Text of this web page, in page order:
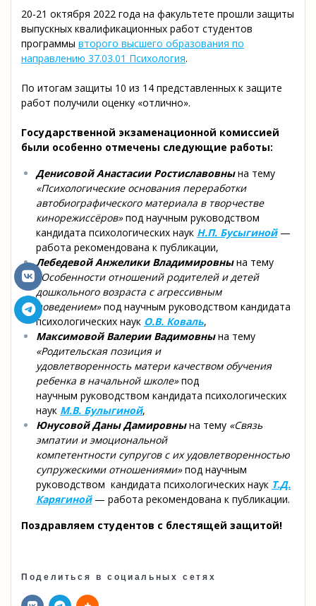
20-21 октября 2022 года на факультете прошли защиты
выпускных квалификационных работ студентов
программы второго высшего образования по
направлению 37.03.01 Психология.
По итогам защиты 10 из 14 представленных к защите
работ получили оценку «отлично».
Государственной экзаменационной комиссией
были особенно отмечены следующие работы:
Денисовой Анастасии Ростиславовнына тему
«Психологические основания переработки
автобиографического материала в творчестве
кинорежиссёров»под научным руководством
кандидата психологических наук Н.П. Бусыгиной—
работа рекомендована к публикации,
Лебедевой Анжелики Владимировнына тему
«Особенности отношений родителей и детей
дошкольного возраста с агрессивным
поведением»под научным руководством кандидата
психологических наук О.В. Коваль,
Максимовой Валерии Вадимовнына тему
«Родительская позиция и
удовлетворенность матери качеством обучения
ребенка в начальной школе»под
научным руководством кандидата психологических
наук М.В. Булыгиной,
Юнусовой Даны Дамировнына тему «Связь
эмпатии и эмоциональной
компетентности супругов с их удовлетворенностью
супружескими отношениями»под научным
руководством кандидата психологических наук Т.Д.
Карягиной— работа рекомендована к публикации.
Поздравляем студентов с блестящей защитой!
Поделиться в социальных сетях